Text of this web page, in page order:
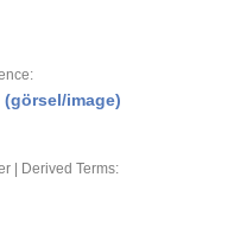
image)
| Derived Terms: